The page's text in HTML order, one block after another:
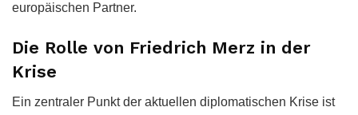
europäischen Partner.
Die Rolle von Friedrich Merz in der
Krise
Ein zentraler Punkt der aktuellen diplomatischen Krise ist